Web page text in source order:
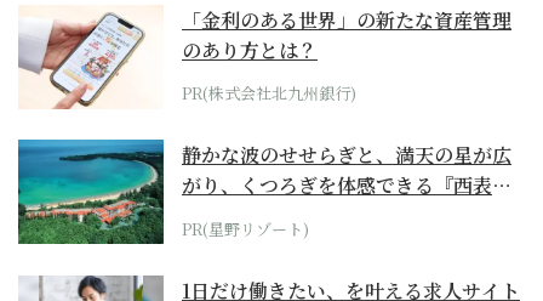
「金利のある世界」の新たな資産管理
のあり方とは？
PR(株式会社北九州銀行)
静かな波のせせらぎと、満天の星が広
がり、くつろぎを体感できる『西表島
ホテル by...
PR(星野リゾート)
1日だけ働きたい、を叶える求人サイト